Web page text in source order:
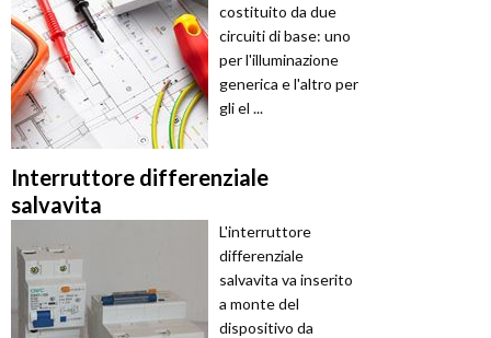
costituito da due
circuiti di base: uno
per l'illuminazione
generica e l'altro per
gli el ...
Interruttore differenziale
salvavita
L'interruttore
differenziale
salvavita va inserito
a monte del
dispositivo da